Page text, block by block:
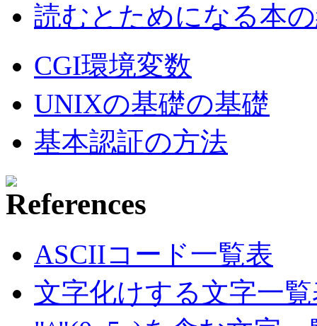
読むとためになる本
CGI環境変数
UNIXの基礎の基礎
基本認証の方法
ASCIIコード一覧表
文字化けする文字一